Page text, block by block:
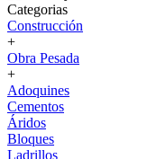
Categorias
Construcción
+
Obra Pesada
+
Adoquines
Cementos
Áridos
Bloques
Ladrillos